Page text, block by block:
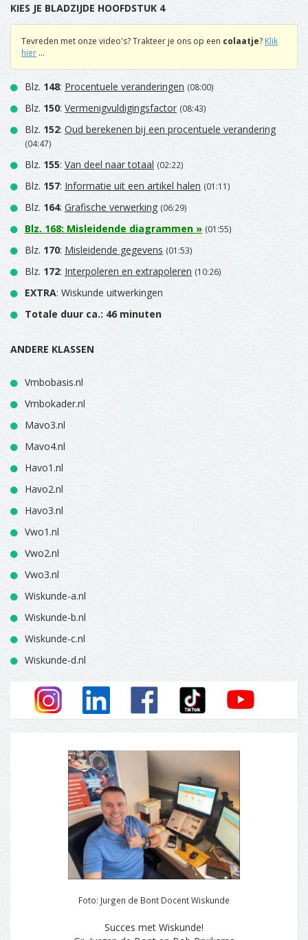
KIES JE BLADZIJDE HOOFDSTUK 4
Tevreden met onze video's? Trakteer je ons op een colaatje? Klik
hier ...
Blz. 148: Procentuele veranderingen (08:00)
Blz. 150: Vermenigvuldigingsfactor (08:43)
Blz. 152: Oud berekenen bij een procentuele verandering
(04:47)
Blz. 155: Van deel naar totaal (02:22)
Blz. 157: Informatie uit een artikel halen (01:11)
Blz. 164: Grafische verwerking (06:29)
Blz. 168: Misleidende diagrammen » (01:55)
Blz. 170: Misleidende gegevens (01:53)
Blz. 172: Interpoleren en extrapoleren (10:26)
EXTRA: Wiskunde uitwerkingen
Totale duur ca.: 46 minuten
ANDERE KLASSEN
Vmbobasis.nl
Vmbokader.nl
Mavo3.nl
Mavo4.nl
Havo1.nl
Havo2.nl
Havo3.nl
Vwo1.nl
Vwo2.nl
Vwo3.nl
Wiskunde-a.nl
Wiskunde-b.nl
Wiskunde-c.nl
Wiskunde-d.nl
Foto: Jurgen de Bont Docent Wiskunde
Succes met Wiskunde!